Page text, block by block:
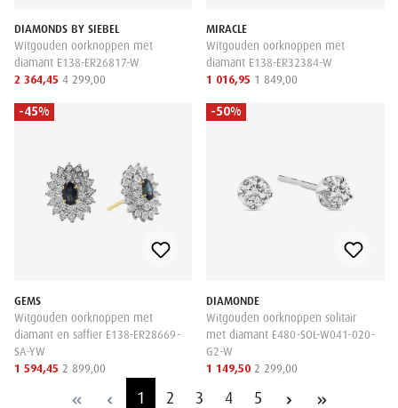
DIAMONDS BY SIEBEL
Witgouden oorknoppen met
diamant E138-ER26817-W
2 364,45 4 299,00
MIRACLE
Witgouden oorknoppen met
diamant E138-ER32384-W
1 016,95 1 849,00
-45%
GEMS
Witgouden oorknoppen met
diamant en saffier E138-ER28669-
SA-YW
1 594,45 2 899,00
-50%
DIAMONDE
Witgouden oorknoppen solitair
met diamant E480-SOL-W041-020-
G2-W
1 149,50 2 299,00
1 2 3 4 5